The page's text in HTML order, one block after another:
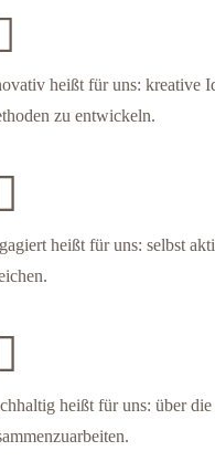
heißt für uns: kreative
zu entwickeln.
heißt für uns: selbst
heißt für uns: über